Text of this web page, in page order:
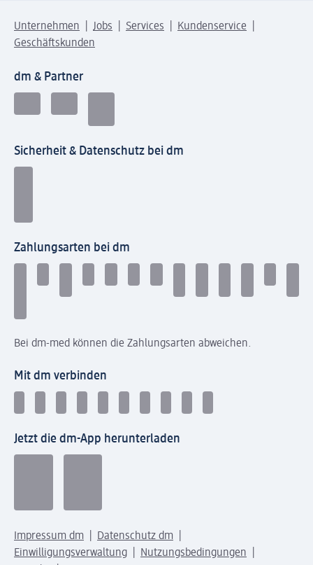
Unternehmen Jobs Services
Kundenservice
Geschäftskunden
dm & Partner
Sicherheit & Datenschutz bei dm
Zahlungsarten bei dm
Bei dm-med können die Zahlungsarten abweichen.
Mit dm verbinden
Jetzt die dm-App herunterladen
Impressum dm
Datenschutz dm
Einwilligungsverwaltung
Nutzungsbedingungen